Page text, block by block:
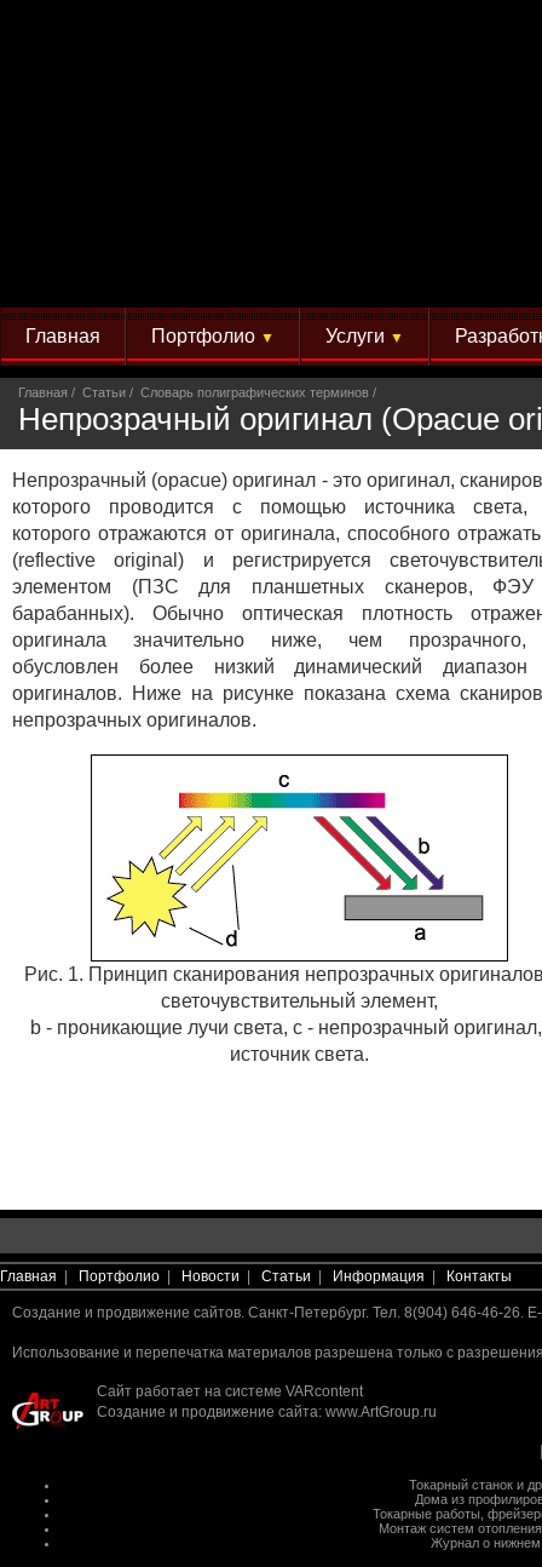
Главная Портфолио ▼ Услуги ▼
Главная Статьи Словарь полиграфических терминов
Непрозрачный оригинал (Opacue
Непрозрачный (opacue) оригинал - это оригинал,
которого проводится с помощью источника света,
которого отражаются от оригинала, способного
(reflective original) и регистрируется
элементом (ПЗС для планшетных сканеров,
барабанных). Обычно оптическая плотность
оригинала значительно ниже, чем
обусловлен более низкий динамический диапазон
оригиналов. Ниже на рисунке показана схема
непрозрачных оригиналов.
Рис. 1. Принцип сканирования непрозрачных
светочувствительный элемент,
b - проникающие лучи света, c - непрозрачный
источник света.
Главная Портфолио Новости Статьи Информация Контакты
Создание и продвижение сайтов. Санкт-Петербург. Тел. 8(904) 646-46-26.
Использование и перепечатка материалов разрешена только с
Сайт работает на системе VARcontent
Создание и продвижение сайта: www.ArtGroup.ru
Токарный станок и
Дома из
Токарные работы
Монтаж систем отопления
Журнал о нижнем